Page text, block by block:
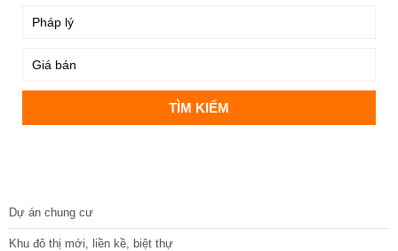
Dự án chung cư
Khu đô thị mới, liền kề, biệt thự